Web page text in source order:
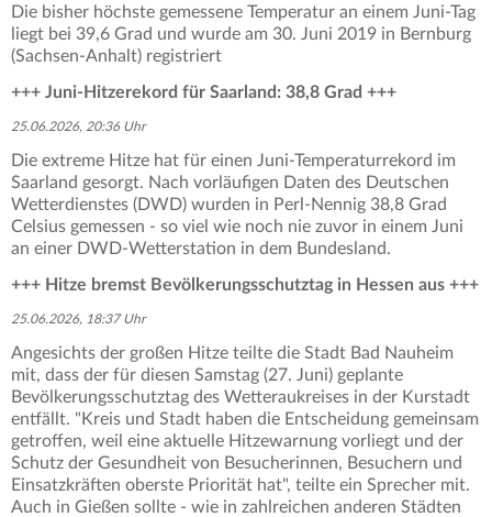
Die bisher höchste gemessene Temperatur an einem Juni-Tag
liegt bei 39,6 Grad und wurde am 30. Juni 2019 in Bernburg
(Sachsen-Anhalt) registriert
+++ Juni-Hitzerekord für Saarland: 38,8 Grad +++
25.06.2026, 20:36 Uhr
Die extreme Hitze hat für einen Juni-Temperaturrekord im
Saarland gesorgt. Nach vorläufigen Daten des Deutschen
Wetterdienstes (DWD) wurden in Perl-Nennig 38,8 Grad
Celsius gemessen - so viel wie noch nie zuvor in einem Juni
an einer DWD-Wetterstation in dem Bundesland.
+++ Hitze bremst Bevölkerungsschutztag in Hessen aus +++
25.06.2026, 18:37 Uhr
Angesichts der großen Hitze teilte die Stadt Bad Nauheim
mit, dass der für diesen Samstag (27. Juni) geplante
Bevölkerungsschutztag des Wetteraukreises in der Kurstadt
entfällt. "Kreis und Stadt haben die Entscheidung gemeinsam
getroffen, weil eine aktuelle Hitzewarnung vorliegt und der
Schutz der Gesundheit von Besucherinnen, Besuchern und
Einsatzkräften oberste Priorität hat", teilte ein Sprecher mit.
Auch in Gießen sollte - wie in zahlreichen anderen Städten